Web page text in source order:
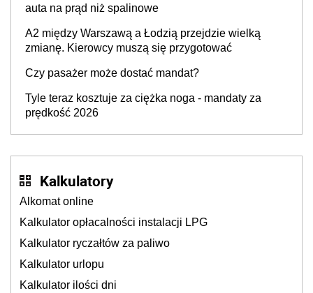
auta na prąd niż spalinowe
A2 między Warszawą a Łodzią przejdzie wielką
zmianę. Kierowcy muszą się przygotować
Czy pasażer może dostać mandat?
Tyle teraz kosztuje za ciężka noga - mandaty za
prędkość 2026
Kalkulatory
Alkomat online
Kalkulator opłacalności instalacji LPG
Kalkulator ryczałtów za paliwo
Kalkulator urlopu
Kalkulator ilości dni